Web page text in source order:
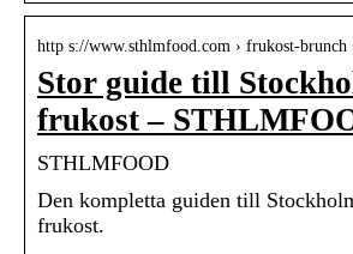
http s://www.sthlmfood.com › frukost-
Stor guide till
frukost –
STHLMFOOD
Den kompletta guiden till
frukost.